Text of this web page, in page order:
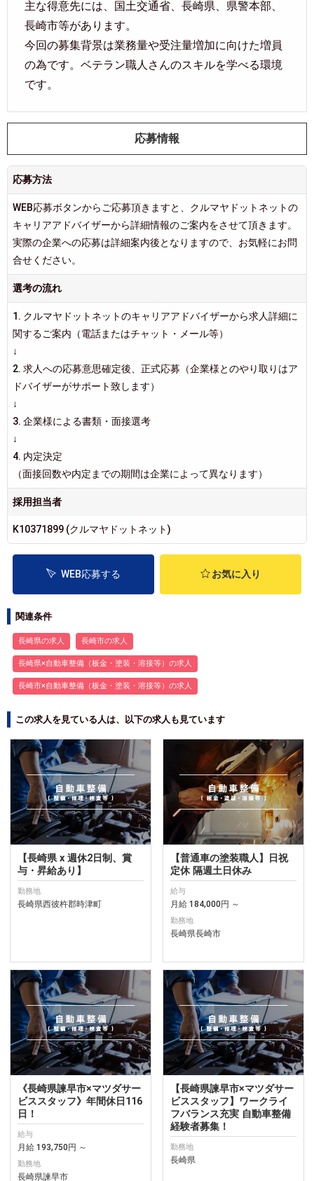
主な得意先には、国土交通省、長崎県、県警本部、
長崎市等があります。
今回の募集背景は業務量や受注量増加に向けた増員
の為です。ベテラン職人さんのスキルを学べる環境
です。
応募情報
応募方法
WEB応募ボタンからご応募頂きますと、クルマヤドットネットの
キャリアアドバイザーから詳細情報のご案内をさせて頂きます。
実際の企業への応募は詳細案内後となりますので、お気軽にお問
合せください。
選考の流れ
1. クルマヤドットネットのキャリアアドバイザーから求人詳細に
関するご案内（電話またはチャット・メール等）
↓
2. 求人への応募意思確定後、正式応募（企業様とのやり取りはア
ドバイザーがサポート致します）
↓
3. 企業様による書類・面接選考
↓
4. 内定決定
（面接回数や内定までの期間は企業によって異なります）
採用担当者
K10371899 (クルマヤドットネット)
WEB応募する お気に入り
関連条件
長崎県の求人 長崎市の求人
長崎県×自動車整備（板金・塗装・溶接等）の求人
長崎市×自動車整備（板金・塗装・溶接等）の求人
この求人を見ている人は、以下の求人も見ています
【長崎県 x 週休2日制、賞
与・昇給あり】
勤務地
長崎県西彼杵郡時津町
【普通車の塗装職人】日祝
定休 隔週土日休み
給与
月給 184,000円 ～
勤務地
長崎県長崎市
《長崎県諫早市×マツダサー
ビススタッフ》年間休日116
日！
給与
月給 193,750円 ～
勤務地
長崎県諫早市
【長崎県諫早市×マツダサー
ビススタッフ】ワークライ
フバランス充実 自動車整備
経験者募集！
勤務地
長崎県